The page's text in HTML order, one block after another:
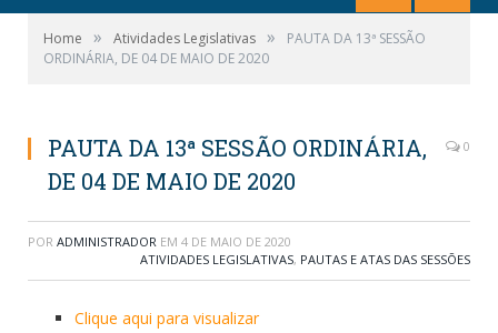
Home » Atividades Legislativas »
PAUTA DA 13ª SESSÃO
ORDINÁRIA, DE 04 DE MAIO DE 2020
PAUTA DA 13ª SESSÃO ORDINÁRIA,
DE 04 DE MAIO DE 2020
0
POR ADMINISTRADOR EM 4 DE MAIO DE 2020
ATIVIDADES LEGISLATIVAS, PAUTAS E ATAS DAS SESSÕES
Clique aqui para visualizar